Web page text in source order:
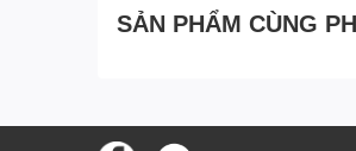
SẢN PHẨM CÙNG